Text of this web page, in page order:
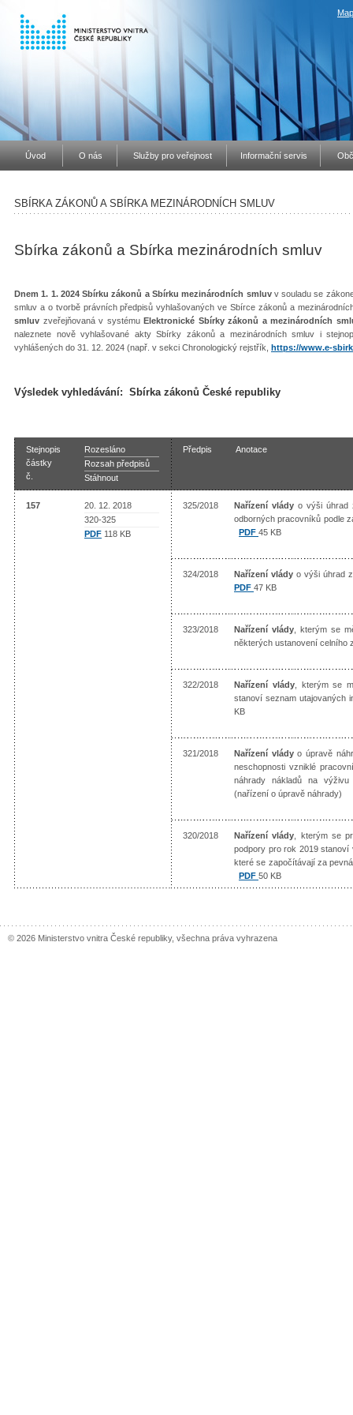
Úvod O nás Služby pro veřejnost Informační servis
SBÍRKA ZÁKONŮ A SBÍRKA MEZINÁRODNÍCH SMLUV
Sbírka zákonů a Sbírka mezinárodních smluv
Dnem 1. 1. 2024 Sbírku zákonů a Sbírku mezinárodních smluvv souladu se
smluv a o tvorbě právních předpisů vyhlašovaných ve Sbírce zákonů a
smluv zveřejňovaná v systémuElektronické Sbírky zákonů a mezinárodních
naleznete nově vyhlašované akty Sbírky zákonů a mezinárodních smluv i
vyhlášených do 31. 12. 2024 (např. v sekci Chronologický rejstřík, https://www.e-
Výsledek vyhledávání: Sbírka zákonů České republiky
Stejnopis
částky
č.
Rozesláno
Rozsah předpisů
Stáhnout
Předpis Anotace
157
20. 12. 2018
320-325
PDF 118 KB
325/2018 Nařízení vlády o výši úhrad
odborných pracovníků podle
PDF 45 KB
324/2018 Nařízení vlády o výši úhrad
PDF 47 KB
323/2018 Nařízení vlády , kterým se
některých ustanovení
322/2018 Nařízení vlády, kterým se
stanoví seznam
KB
321/2018 Nařízení vládyo úpravě
neschopnosti vzniklé
náhrady nákladů na výživu
(nařízení o úpravě náhrady)
320/2018 Nařízení vlády , kterým se
podpory pro rok 2019 stanoví
které se započítávají za
PDF 50 KB
© 2026 Ministerstvo vnitra České republiky, všechna práva vyhrazena